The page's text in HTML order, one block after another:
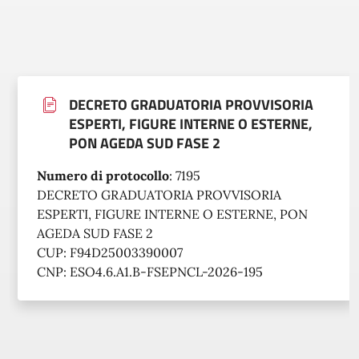
DECRETO GRADUATORIA PROVVISORIA
ESPERTI, FIGURE INTERNE O ESTERNE,
PON AGEDA SUD FASE 2
Numero di protocollo: 7195
DECRETO GRADUATORIA PROVVISORIA
ESPERTI, FIGURE INTERNE O ESTERNE, PON
AGEDA SUD FASE 2
CUP: F94D25003390007
CNP: ESO4.6.A1.B-FSEPNCL-2026-195